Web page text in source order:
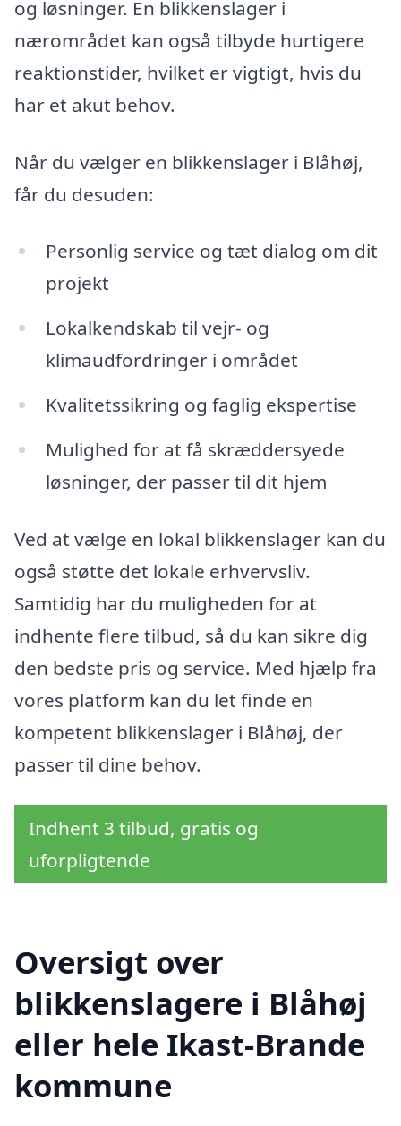
og løsninger. En blikkenslager i
nærområdet kan også tilbyde hurtigere
reaktionstider, hvilket er vigtigt, hvis du
har et akut behov.
Når du vælger en blikkenslager i Blåhøj,
får du desuden:
Personlig service og tæt dialog om dit
projekt
Lokalkendskab til vejr- og
klimaudfordringer i området
Kvalitetssikring og faglig ekspertise
Mulighed for at få skræddersyede
løsninger, der passer til dit hjem
Ved at vælge en lokal blikkenslager kan du
også støtte det lokale erhvervsliv.
Samtidig har du muligheden for at
indhente flere tilbud, så du kan sikre dig
den bedste pris og service. Med hjælp fra
vores platform kan du let finde en
kompetent blikkenslager i Blåhøj, der
passer til dine behov.
Indhent 3 tilbud, gratis og
uforpligtende
Oversigt over
blikkenslagere i Blåhøj
eller hele Ikast-Brande
kommune